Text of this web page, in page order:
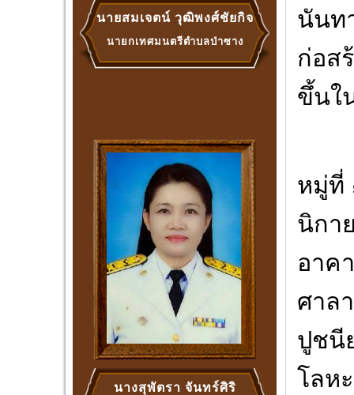
นายสมเจตน์ วุฒิพงศ์ชัยกิจ
นายกเทศมนตรีตำบลป่าซาง
นางสุพัตรา จันทร์ศิริ
นันท
ก่อส
ขึ้นใ
หมู่ที่
นิกา
อาค
ศาล
ปูชนี
โลห